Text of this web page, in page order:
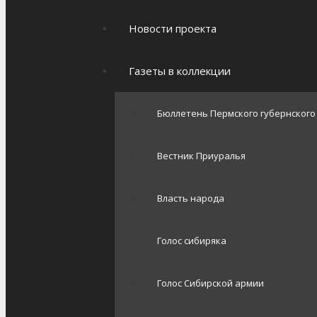
Новости проекта
Газеты в коллекции
Бюллетень Пермского
Вестник Приуралья
Власть народа
Голос сибиряка
Голос Сибирской армии